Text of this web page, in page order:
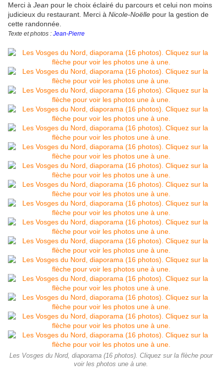
Merci à Jean pour le choix éclairé du parcours et celui non moins
judicieux du restaurant. Merci à Nicole-Noëlle pour la gestion de
cette randonnée.
Texte et photos : Jean-Pierre
Les Vosges du Nord, diaporama (16 photos). Cliquez sur la flèche pour
voir les photos une à une.